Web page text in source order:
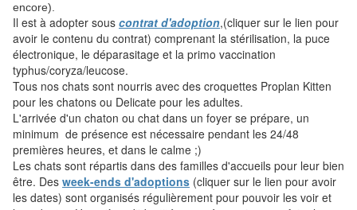
encore).
Il est à adopter sous contrat d'adoption,(cliquer sur le lien pour
avoir le contenu du contrat) comprenant la stérilisation, la puce
électronique, le déparasitage et la primo vaccination
typhus/coryza/leucose.
Tous nos chats sont nourris avec des croquettes Proplan Kitten
pour les chatons ou Delicate pour les adultes.
L'arrivée d'un chaton ou chat dans un foyer se prépare, un
minimum de présence est nécessaire pendant les 24/48
premières heures, et dans le calme ;)
Les chats sont répartis dans des familles d'accueils pour leur bien
être. Des week-ends d'adoptions (cliquer sur le lien pour avoir
les dates) sont organisés régulièrement pour pouvoir les voir et